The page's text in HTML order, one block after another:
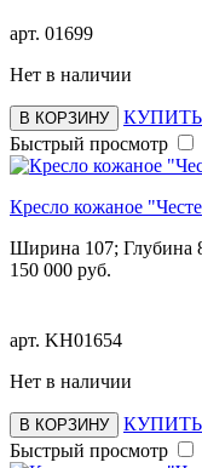
арт. 01699
Нет в наличии
В КОРЗИНУ
Быстрый просмотр
Кресло кожаное
Ширина 107; Глубина
150 000 руб.
арт. KH01654
Нет в наличии
В КОРЗИНУ
Быстрый просмотр